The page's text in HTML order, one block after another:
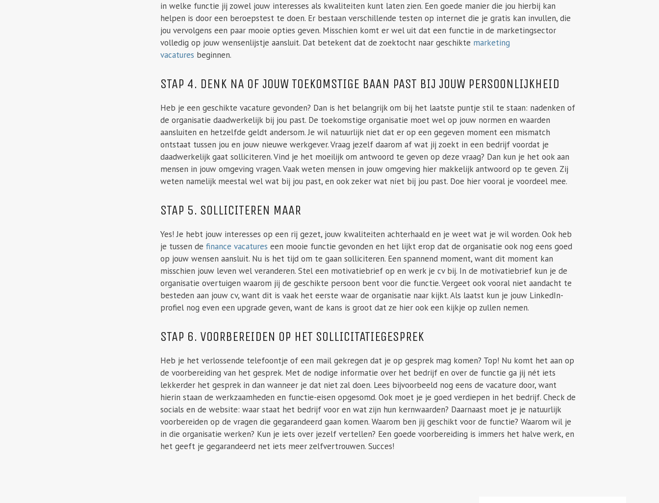
in welke functie jij zowel jouw interesses als kwaliteiten kunt laten zien. Een goede manier die jou hierbij kan
helpen is door een beroepstest te doen. Er bestaan verschillende testen op internet die je gratis kan invullen, die
jou vervolgens een paar mooie opties geven. Misschien komt er wel uit dat een functie in de marketingsector
volledig op jouw wensenlijstje aansluit. Dat betekent dat de zoektocht naar geschikte marketing
vacatures beginnen.
STAP 4. DENK NA OF JOUW TOEKOMSTIGE BAAN PAST BIJ JOUW PERSOONLIJKHEID
Heb je een geschikte vacature gevonden? Dan is het belangrijk om bij het laatste puntje stil te staan: nadenken of
de organisatie daadwerkelijk bij jou past. De toekomstige organisatie moet wel op jouw normen en waarden
aansluiten en hetzelfde geldt andersom. Je wil natuurlijk niet dat er op een gegeven moment een mismatch
ontstaat tussen jou en jouw nieuwe werkgever. Vraag jezelf daarom af wat jij zoekt in een bedrijf voordat je
daadwerkelijk gaat solliciteren. Vind je het moeilijk om antwoord te geven op deze vraag? Dan kun je het ook aan
mensen in jouw omgeving vragen. Vaak weten mensen in jouw omgeving hier makkelijk antwoord op te geven. Zij
weten namelijk meestal wel wat bij jou past, en ook zeker wat níet bij jou past. Doe hier vooral je voordeel mee.
STAP 5. SOLLICITEREN MAAR
Yes! Je hebt jouw interesses op een rij gezet, jouw kwaliteiten achterhaald en je weet wat je wil worden. Ook heb
je tussen definance vacatures een mooie functie gevonden en het lijkt erop dat de organisatie ook nog eens goed
op jouw wensen aansluit. Nu is het tijd om te gaan solliciteren. Een spannend moment, want dit moment kan
misschien jouw leven wel veranderen. Stel een motivatiebrief op en werk je cv bij. In de motivatiebrief kun je de
organisatie overtuigen waarom jij de geschikte persoon bent voor die functie. Vergeet ook vooral niet aandacht te
besteden aan jouw cv, want dit is vaak het eerste waar de organisatie naar kijkt. Als laatst kun je jouw LinkedIn-
profiel nog even een upgrade geven, want de kans is groot dat ze hier ook een kijkje op zullen nemen.
STAP 6. VOORBEREIDEN OP HET SOLLICITATIEGESPREK
Heb je het verlossende telefoontje of een mail gekregen dat je op gesprek mag komen? Top! Nu komt het aan op
de voorbereiding van het gesprek. Met de nodige informatie over het bedrijf en over de functie ga jij nét iets
lekkerder het gesprek in dan wanneer je dat niet zal doen. Lees bijvoorbeeld nog eens de vacature door, want
hierin staan de werkzaamheden en functie-eisen opgesomd. Ook moet je je goed verdiepen in het bedrijf. Check de
socials en de website: waar staat het bedrijf voor en wat zijn hun kernwaarden? Daarnaast moet je je natuurlijk
voorbereiden op de vragen die gegarandeerd gaan komen. Waarom ben jij geschikt voor de functie? Waarom wil je
in die organisatie werken? Kun je iets over jezelf vertellen? Een goede voorbereiding is immers het halve werk, en
het geeft je gegarandeerd net iets meer zelfvertrouwen. Succes!